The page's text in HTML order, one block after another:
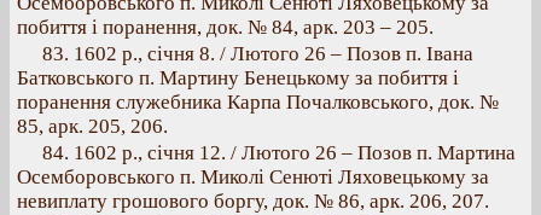
побиття і поранення, док. № 84, арк. 203 – 205.
83. 1602 p., січня 8. / Лютого 26 – Позов п. Івана
Батковського п. Мартину Бенецькому за побиття і
поранення служебника Карпа Почалковського, док. №
85, арк. 205, 206.
84. 1602 p., січня 12. / Лютого 26 – Позов п. Мартина
Осемборовського п. Миколі Сенюті Ляховецькому за
невиплату грошового боргу, док. № 86, арк. 206, 207.